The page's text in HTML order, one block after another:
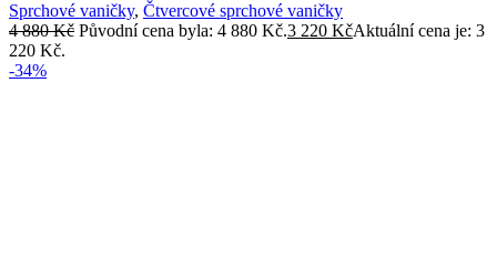
Sprchové vaničky, Čtvercové sprchové vaničky
4 880Kč Původní cena byla: 4 880 Kč.3 220 KčAktuální cena je: 3
220 Kč.
-34%